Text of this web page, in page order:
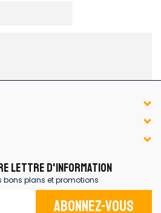
LETTRE D'INFORMATION
bons plans et promotions
Abonnez-vous